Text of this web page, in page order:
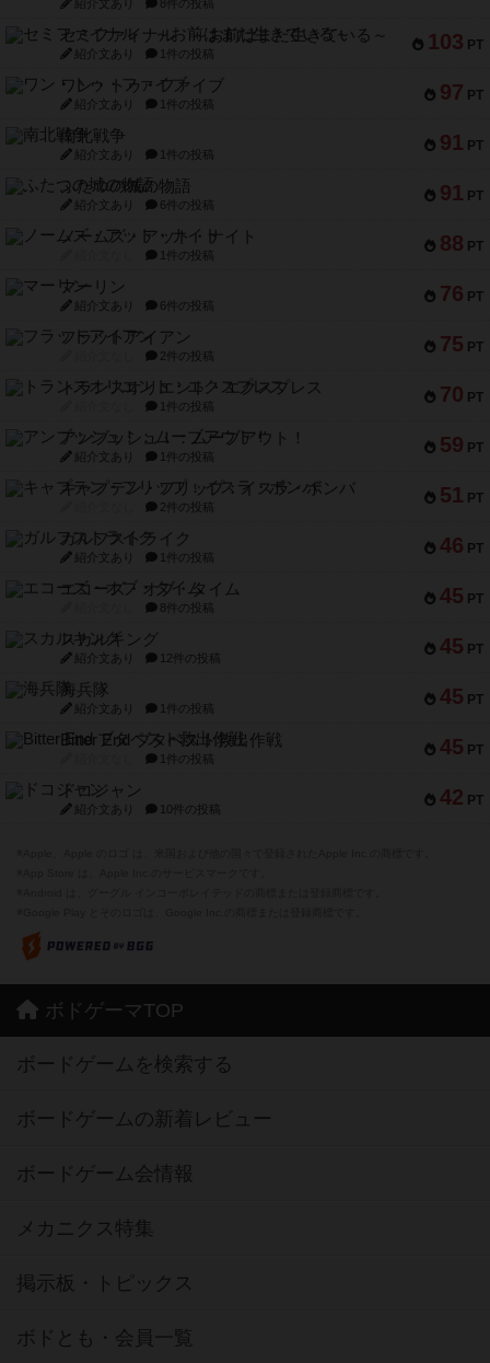
紹介文あり 8件の投稿
103 PT
セミファイナル ～お前はまだ生きている～
紹介文あり 1件の投稿
97 PT
ワン・トゥ・ファイブ
紹介文あり 1件の投稿
91 PT
南北戦争
紹介文あり 1件の投稿
91 PT
ふたつの城の物語
紹介文あり 6件の投稿
88 PT
ノームズ・アット・ナイト
1件の投稿
76 PT
マーリン
紹介文あり 6件の投稿
75 PT
フラットアイアン
2件の投稿
70 PT
トランスオリエント・エクスプレス
1件の投稿
59 PT
アンブッシュ！：ムーブアウト！
紹介文あり 1件の投稿
51 PT
キャプテン・フリップ：イスラ・ボンバ
2件の投稿
46 PT
ガルフストライク
紹介文あり 1件の投稿
45 PT
エコーズ・オブ・タイム
8件の投稿
45 PT
スカルキング
紹介文あり 12件の投稿
45 PT
海兵隊
紹介文あり 1件の投稿
45 PT
Bitter End ブタペスト救出作戦
1件の投稿
42 PT
ドコジャン
紹介文あり 10件の投稿
ボドゲーマTOP
ボードゲームを検索する
ボードゲームの新着レビュー
ボードゲーム会情報
メカニクス特集
掲示板・トピックス
ボドとも・会員一覧